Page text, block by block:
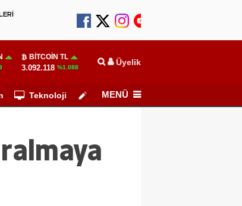
BITCOIN TL
3.092.118 %1.088 Üyelik
Teknoloji Köşe Yazarları
MENÜ